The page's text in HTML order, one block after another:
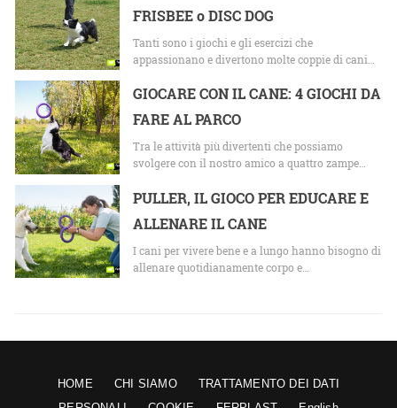
FRISBEE o DISC DOG
Tanti sono i giochi e gli esercizi che
appassionano e divertono molte coppie di cani…
GIOCARE CON IL CANE: 4 GIOCHI DA
FARE AL PARCO
Tra le attività più divertenti che possiamo
svolgere con il nostro amico a quattro zampe…
PULLER, IL GIOCO PER EDUCARE E
ALLENARE IL CANE
I cani per vivere bene e a lungo hanno bisogno di
allenare quotidianamente corpo e…
HOME CHI SIAMO
TRATTAMENTO DEI DATI